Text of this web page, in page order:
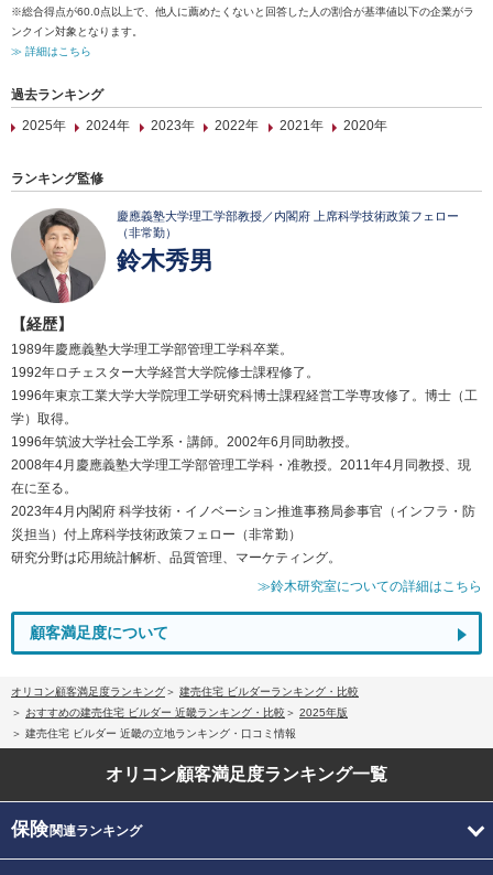
※総合得点が60.0点以上で、他人に薦めたくないと回答した人の割合が基準値以下の企業がラ
ンクイン対象となります。
≫ 詳細はこちら
過去ランキング
2025年
2024年 2023年 2022年 2021年 2020年
ランキング監修
慶應義塾大学理工学部教授／内閣府 上席科学技術政策フェロー
（非常勤）
鈴木秀男
【経歴】
1989年慶應義塾大学理工学部管理工学科卒業。
1992年ロチェスター大学経営大学院修士課程修了。
1996年東京工業大学大学院理工学研究科博士課程経営工学専攻修了。博士（工
学）取得。
1996年筑波大学社会工学系・講師。2002年6月同助教授。
2008年4月慶應義塾大学理工学部管理工学科・准教授。2011年4月同教授、現
在に至る。
2023年4月内閣府 科学技術・イノベーション推進事務局参事官（インフラ・防
災担当）付上席科学技術政策フェロー（非常勤）
研究分野は応用統計解析、品質管理、マーケティング。
≫鈴木研究室についての詳細はこちら
顧客満足度について
オリコン顧客満足度ランキング
建売住宅 ビルダーランキング・比較
おすすめの建売住宅 ビルダー 近畿ランキング・比較
2025年版
建売住宅 ビルダー 近畿の立地ランキング・口コミ情報
オリコン顧客満足度ランキング一覧
保険関連ランキング